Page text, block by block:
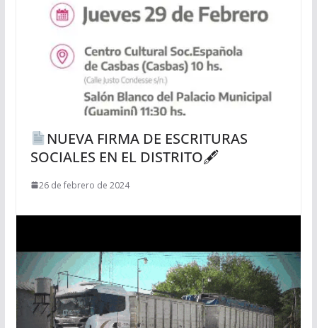
NUEVA FIRMA DE ESCRITURAS
SOCIALES EN EL DISTRITO🖋
26 de febrero de 2024